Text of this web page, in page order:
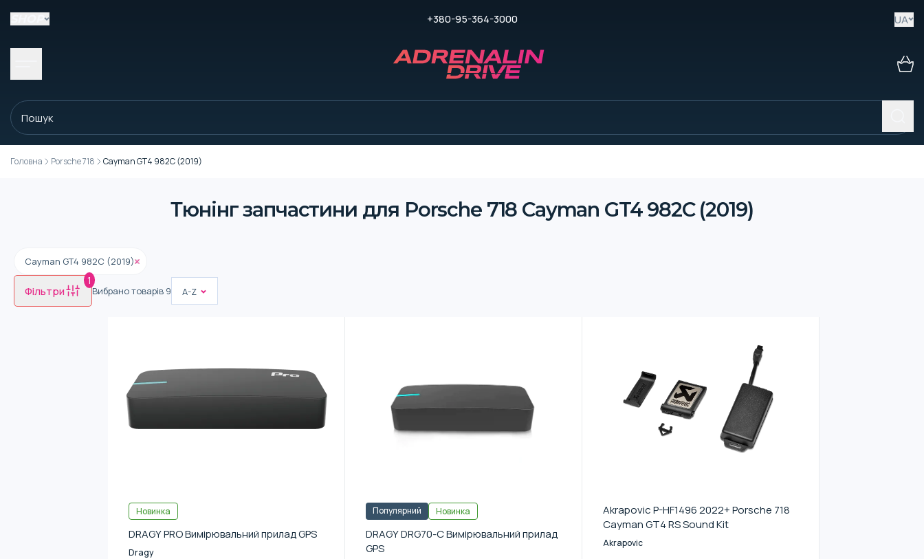
+380-95-364-3000 UA
Головна Porsche 718 Cayman GT4 982C (2019)
Тюнінг запчастини для Porsche 718 Cayman GT4 982C (2019)
Cayman GT4 982C (2019)
Фільтри
1
Вибрано товарів 9 A-Z
Новинка
DRAGY PRO Вимірювальний прилад GPS
Dragy
Популярний Новинка
DRAGY DRG70-C Вимірювальний прилад
GPS
Akrapovic P-HF1496 2022+ Porsche 718
Cayman GT4 RS Sound Kit
Akrapovic